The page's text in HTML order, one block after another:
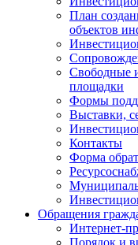
План
объектов
Свободные
площадки
Формы
Выставки,
Контакты
Форма
Обращения
Интернет-
Порядок и